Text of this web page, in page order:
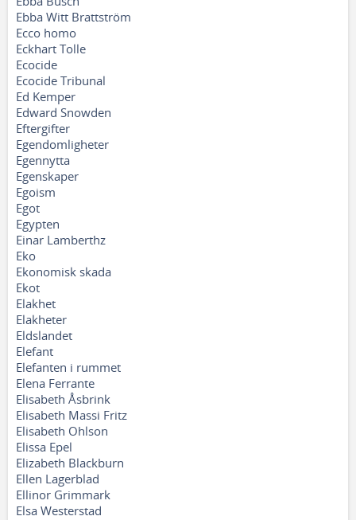
Ebba Witt Brattström
Ecco homo
Eckhart Tolle
Ecocide
Ecocide Tribunal
Ed Kemper
Edward Snowden
Eftergifter
Egendomligheter
Egennytta
Egenskaper
Egoism
Egot
Egypten
Einar Lamberthz
Eko
Ekonomisk skada
Ekot
Elakhet
Elakheter
Eldslandet
Elefant
Elefanten i rummet
Elena Ferrante
Elisabeth Åsbrink
Elisabeth Massi Fritz
Elisabeth Ohlson
Elissa Epel
Elizabeth Blackburn
Ellen Lagerblad
Ellinor Grimmark
Elsa Westerstad